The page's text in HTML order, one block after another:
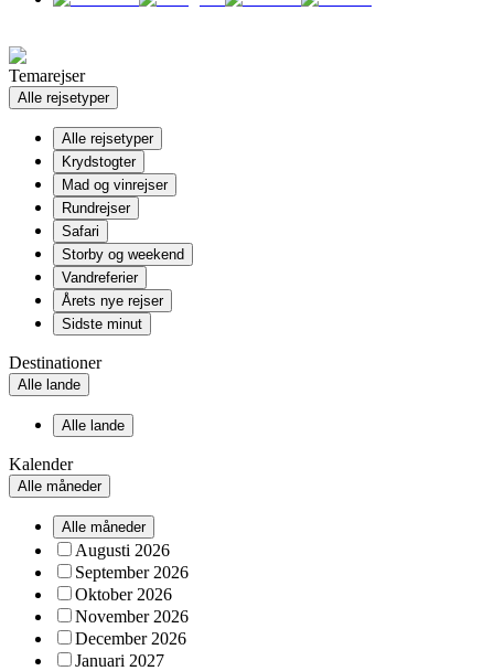
Temarejser
Alle rejsetyper
Alle rejsetyper
Krydstogter
Mad og vinrejser
Rundrejser
Safari
Storby og weekend
Vandreferier
Årets nye rejser
Sidste minut
Destinationer
Alle lande
Alle lande
Kalender
Alle måneder
Alle måneder
Augusti 2026
September 2026
Oktober 2026
November 2026
December 2026
Januari 2027